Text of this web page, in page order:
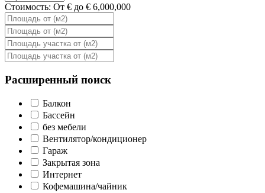
Стоимость: От € до € 6,000,000
Расширенный поиск
Балкон
Бассейн
без мебели
Вентилятор/кондиционер
Гараж
Закрытая зона
Интернет
Кофемашина/чайник